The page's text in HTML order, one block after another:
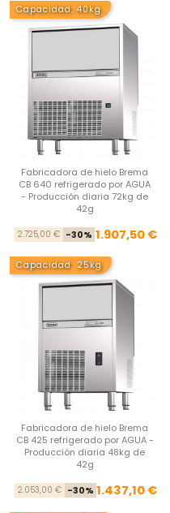
Capacidad: 40kg
Fabricadora de hielo Brema
CB 640 refrigerado por AGUA
- Producción diaria 72kg de
42g
2.725,00 € -30% 1.907,50 €
Capacidad: 25kg
Fabricadora de hielo Brema
CB 425 refrigerado por AGUA -
Producción diaria 48kg de
42g
2.053,00 € -30% 1.437,10 €